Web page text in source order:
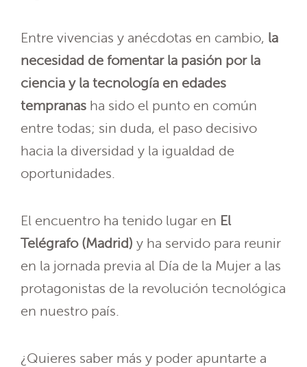
Entre vivencias y anécdotas en cambio, la
necesidad de fomentar la pasión por la
ciencia y la tecnología en edades
tempranas ha sido el punto en común
entre todas; sin duda, el paso decisivo
hacia la diversidad y la igualdad de
oportunidades.
El encuentro ha tenido lugar en El
Telégrafo (Madrid) y ha servido para reunir
en la jornada previa al Día de la Mujer a las
protagonistas de la revolución tecnológica
en nuestro país.
¿Quieres saber más y poder apuntarte a